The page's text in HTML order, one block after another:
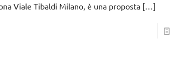
Viale Tibaldi Milano, è una proposta […]